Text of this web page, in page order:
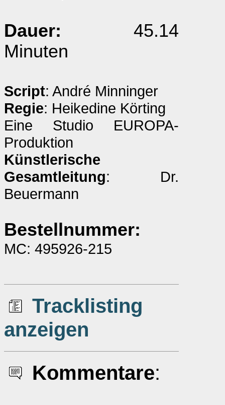
Dauer: 45.14
Minuten
Script: André Minninger
Regie: Heikedine Körting
Eine Studio EUROPA-
Produktion
Künstlerische
Gesamtleitung: Dr.
Beuermann
Bestellnummer:
MC: 495926-215
Tracklisting
anzeigen
Kommentare: